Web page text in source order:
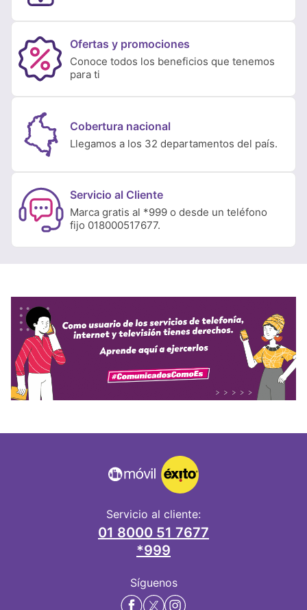
Ofertas y promociones
Conoce todos los beneficios que tenemos
para ti
Cobertura nacional
Llegamos a los 32 departamentos del país.
Servicio al Cliente
Marca gratis al *999 o desde un teléfono
fijo 018000517677.
Servicio al cliente:
01 8000 51 7677
*999
Síguenos